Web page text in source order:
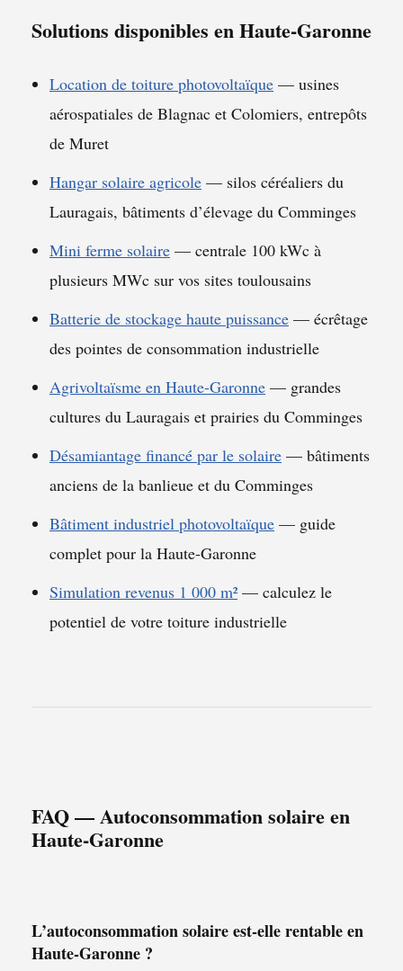
Solutions disponibles en Haute-Garonne
Location de toiture photovoltaïque — usines
aérospatiales de Blagnac et Colomiers, entrepôts
de Muret
Hangar solaire agricole — silos céréaliers du
Lauragais, bâtiments d’élevage du Comminges
Mini ferme solaire — centrale 100 kWc à
plusieurs MWc sur vos sites toulousains
Batterie de stockage haute puissance — écrêtage
des pointes de consommation industrielle
Agrivoltaïsme en Haute-Garonne — grandes
cultures du Lauragais et prairies du Comminges
Désamiantage financé par le solaire — bâtiments
anciens de la banlieue et du Comminges
Bâtiment industriel photovoltaïque — guide
complet pour la Haute-Garonne
Simulation revenus 1 000 m² — calculez le
potentiel de votre toiture industrielle
FAQ — Autoconsommation solaire en
Haute-Garonne
L’autoconsommation solaire est-elle rentable en
Haute-Garonne ?